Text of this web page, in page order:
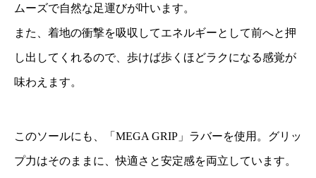
ムーズで自然な足運びが叶います。
また、着地の衝撃を吸収してエネルギーとして前へと押
し出してくれるので、歩けば歩くほどラクになる感覚が
味わえます。
このソールにも、「MEGA GRIP」ラバーを使用。グリッ
プ力はそのままに、快適さと安定感を両立しています。